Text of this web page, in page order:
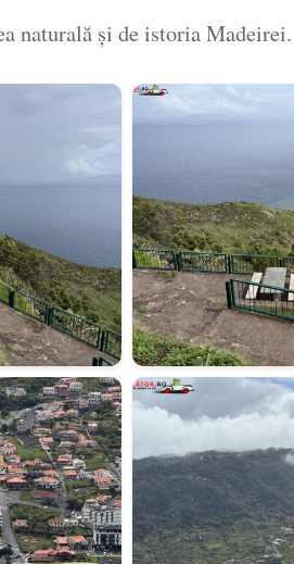
naturală și de istoria Madeirei.